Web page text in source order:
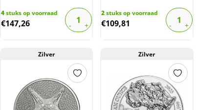
4stuks op voorraad
€147,26
2stuks op voorraad
€109,81
Zilver Zilver